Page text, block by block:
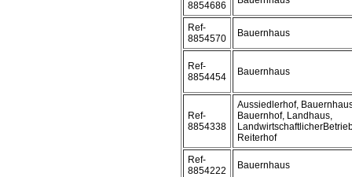
8854686
Ref-
8854570
Bauernhaus
Ref-
8854454
Bauernhaus
Ref-
8854338
Aussiedlerhof,
Bauernhof, Landhaus,
Reiterhof
Ref-
8854222
Bauernhaus